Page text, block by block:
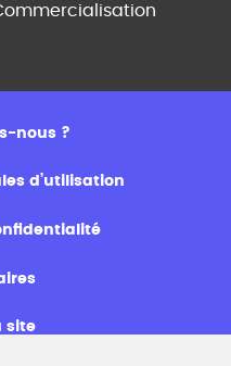
nous ?
d’utilisation
site